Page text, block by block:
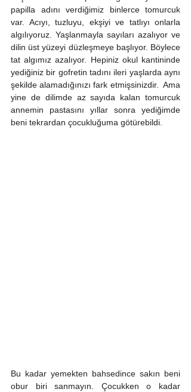
papilla adını verdiğimiz binlerce tomurcuk
var. Acıyı, tuzluyu, ekşiyi ve tatlıyı onlarla
algılıyoruz. Yaşlanmayla sayıları azalıyor ve
dilin üst yüzeyi düzleşmeye başlıyor. Böylece
tat algımız azalıyor. Hepiniz okul kantininde
yediğiniz bir gofretin tadını ileri yaşlarda aynı
şekilde alamadığınızı fark etmişsinizdir.  Ama
yine de dilimde az sayıda kalan tomurcuk
annemin pastasını yıllar sonra yediğimde
beni tekrardan çocukluğuma götürebildi.
Bu kadar yemekten bahsedince sakın beni
obur biri sanmayın. Çocukken o kadar